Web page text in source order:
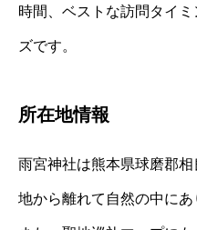
時間、ベストな訪問タイ
ズです。
所在地情報
雨宮神社は熊本県球磨郡
地から離れて自然の中にあ